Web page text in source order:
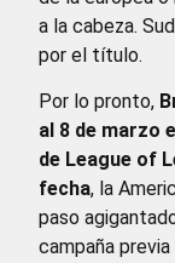
a la cabeza.
por el título.
Por lo pronto,
al 8 de marzo
de League of
fecha, la
paso
campaña